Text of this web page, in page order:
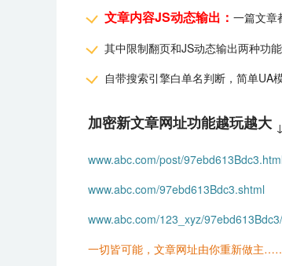
文章内容JS动态输出： 一篇文章
其中限制翻页和JS动态输出两种功
自带搜索引擎白单名判断，简单UA
加密新文章网址功能越玩越大 ↓
www.abc.com/post/97ebd613Bdc3.html
www.abc.com/97ebd613Bdc3.shtml
www.abc.com/123_xyz/97ebd613Bdc3/
一切皆可能，文章网址由你重新做主